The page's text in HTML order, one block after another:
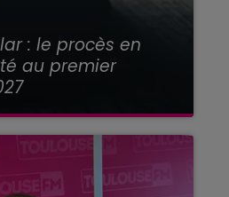
: le procès en
au premier